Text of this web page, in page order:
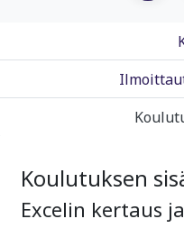
Koulutuksen
Excelin kertaus